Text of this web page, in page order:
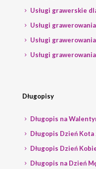
Usługi grawerskie
Usługi
Usługi
Usługi
Długopisy
Długopis na
Długopis Dzień
Długopis Dzień
Długopis na Dzień